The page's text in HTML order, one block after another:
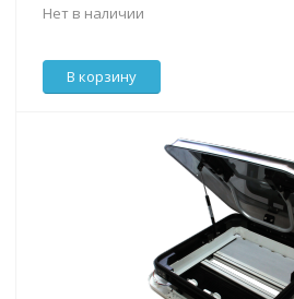
Нет в наличии
В корзину